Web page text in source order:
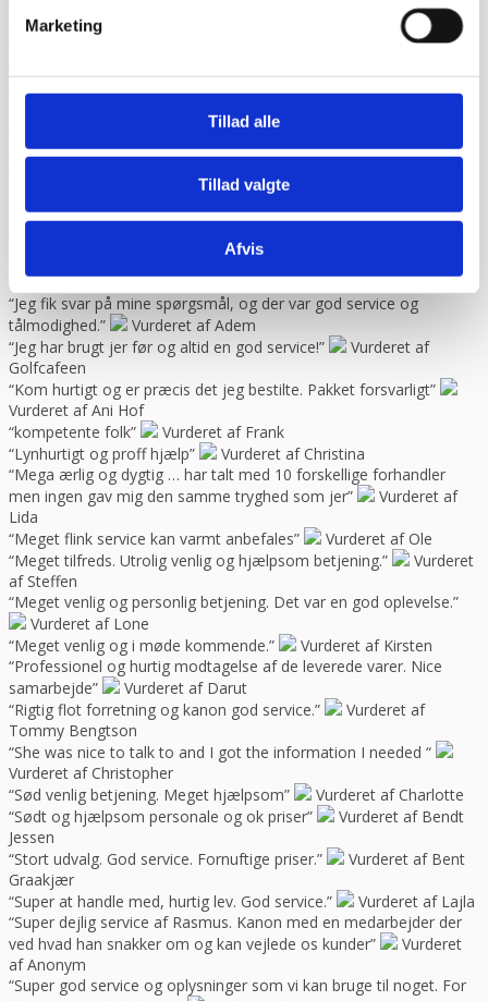
Marketing
Tillad alle
Tillad valgte
Afvis
“Har købt mange maskiner og fået god hjælp når der har været
problemer. Gode priser, mm.”
“Hjemmeside nem og hurtig at overskue samt hurtig betjening”
“Hurtig køb og hurtig levering ! Ikke så meget pjat “
Vurderet af
Vurderet af Birgitte Andersen
“Hurtig og god service”
Vurderet af Build consult Ivs
“Hvis I giver mig links til alle steder, hvor jeg kan rose jer til
skyerne, så skal jeg med fornøjelse skrive niget”
Karl
“Jeg blev ikke presset til noget, men fik nogle seriøse svar på mine
Vurderet af Arden
selskabslokaler
“Jeg fik svar på mine spørgsmål, og der var god service og
tålmodighed.”
Vurderet af Adem
“Jeg har brugt jer før og altid en god service!”
Vurderet af
Golfcafeen
“Kom hurtigt og er præcis det jeg bestilte. Pakket forsvarligt”
Vurderet af Ani Hof
“kompetente folk”
Vurderet af Frank
“Lynhurtigt og proff hjælp”
Vurderet af Christina
“Mega ærlig og dygtig … har talt med 10 forskellige forhandler
men ingen gav mig den samme tryghed som jer”
Vurderet af
Lida
“Meget flink service kan varmt anbefales”
Vurderet af Ole
“Meget tilfreds. Utrolig venlig og hjælpsom betjening.”
Vurderet
af Steffen
“Meget venlig og personlig betjening. Det var en god oplevelse.”
Vurderet af Lone
“Meget venlig og i møde kommende.”
Vurderet af Kirsten
“Professionel og hurtig modtagelse af de leverede varer. Nice
samarbejde”
Vurderet af Darut
“Rigtig flot forretning og kanon god service.”
Vurderet af
Tommy Bengtson
“She was nice to talk to and I got the information I needed “
Vurderet af Christopher
“Sød venlig betjening. Meget hjælpsom”
Vurderet af Charlotte
“Sødt og hjælpsom personale og ok priser”
Vurderet af Bendt
Jessen
“Stort udvalg. God service. Fornuftige priser.”
Vurderet af Bent
Graakjær
“Super at handle med, hurtig lev. God service.”
Vurderet af Lajla
“Super dejlig service af Rasmus. Kanon med en medarbejder der
ved hvad han snakker om og kan vejlede os kunder”
Vurderet
af Anonym
“Super god service og oplysninger som vi kan bruge til noget. For